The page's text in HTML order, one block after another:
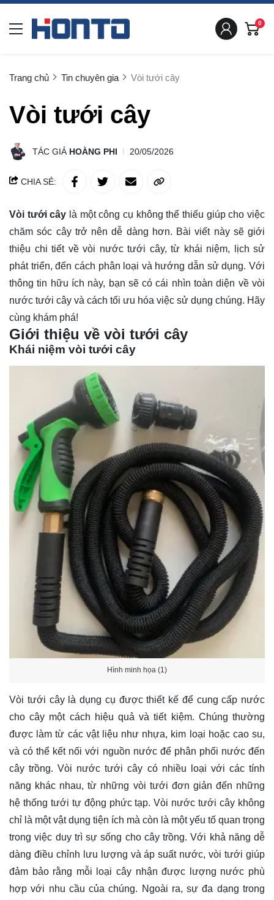
0
Trang chủ Tin chuyên gia Vòi tưới cây
Vòi tưới cây
TÁC GIẢ HOÀNG PHI 20/05/2026
CHIA SẺ:
Vòi tưới cây là một công cụ không thể thiếu giúp cho việc
chăm sóc cây trở nên dễ dàng hơn. Bài viết này sẽ giới
thiệu chi tiết về vòi nước tưới cây, từ khái niệm, lịch sử
phát triển, đến cách phân loại và hướng dẫn sử dụng. Với
thông tin hữu ích này, bạn sẽ có cái nhìn toàn diện về vòi
nước tưới cây và cách tối ưu hóa việc sử dụng chúng. Hãy
cùng khám phá!
Giới thiệu về vòi tưới cây
Khái niệm vòi tưới cây
Hình minh họa (1)
Vòi tưới câylà dụng cụ được thiết kế để cung cấp nước
cho cây một cách hiệu quả và tiết kiệm. Chúng thường
được làm từ các vật liệu như nhựa, kim loại hoặc cao su,
và có thể kết nối với nguồn nước để phân phối nước đến
cây trồng. Vòi nước tưới cây có nhiều loại với các tính
năng khác nhau, từ những vòi tưới đơn giản đến những
hệ thống tưới tự động phức tạp. Vòi nước tưới cây không
chỉ là một vật dụng tiện ích mà còn là một yếu tố quan trọng
trong việc duy trì sự sống cho cây trồng. Với khả năng dễ
dàng điều chỉnh lưu lượng và áp suất nước, vòi tưới giúp
đảm bảo rằng mỗi loại cây nhận được lượng nước phù
hợp với nhu cầu của chúng. Ngoài ra, sự đa dạng trong